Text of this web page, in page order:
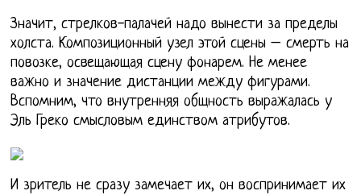
Значит, стрелков-палачей надо вынести за пределы
холста. Композиционный узел этой сцены – смерть на
повозке, освещающая сцену фонарем. Не менее
важно и значение дистанции между фигурами.
Вспомним, что внутренняя общность выражалась у
Эль Греко смысловым единством атрибутов.
И зритель не сразу замечает их, он воспринимает их